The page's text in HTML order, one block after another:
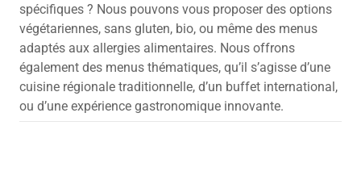
spécifiques ? Nous pouvons vous proposer des options
végétariennes, sans gluten, bio, ou même des menus
adaptés aux allergies alimentaires. Nous offrons
également des menus thématiques, qu’il s’agisse d’une
cuisine régionale traditionnelle, d’un buffet international,
ou d’une expérience gastronomique innovante.